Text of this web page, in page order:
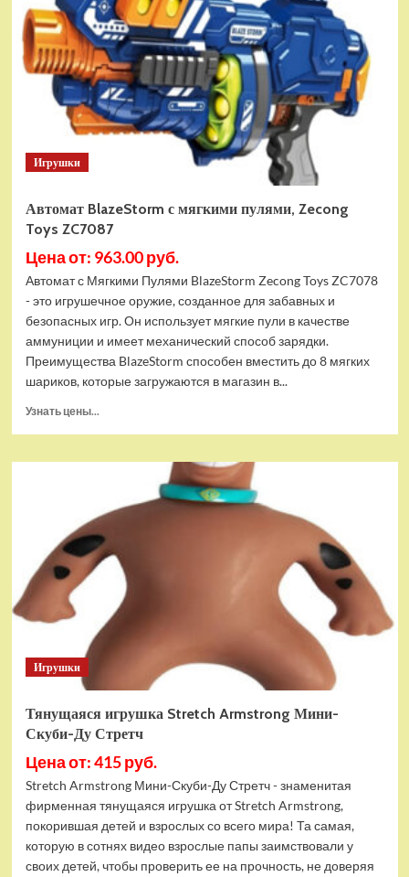
орбизами,
FK971-
Red
Игрушки
Автомат BlazeStorm с мягкими пулями, Zecong
Toys ZC7087
Цена от: 963.00 руб.
Автомат с Мягкими Пулями BlazeStorm Zecong Toys ZC7078
- это игрушечное оружие, созданное для забавных и
безопасных игр. Он использует мягкие пули в качестве
аммуниции и имеет механический способ зарядки.
Преимущества BlazeStorm способен вместить до 8 мягких
шариков, которые загружаются в магазин в...
Узнать цены...
Автомат
мягкими
пулями,
Zecong
Toys
ZC7087
Игрушки
Тянущаяся игрушка Stretch Armstrong Мини-
Скуби-Ду Стретч
Цена от: 415 руб.
Stretch Armstrong Мини-Скуби-Ду Стретч - знаменитая
фирменная тянущаяся игрушка от Stretch Armstrong,
покорившая детей и взрослых со всего мира! Та самая,
которую в сотнях видео взрослые папы заимствовали у
своих детей, чтобы проверить ее на прочность, не доверяя